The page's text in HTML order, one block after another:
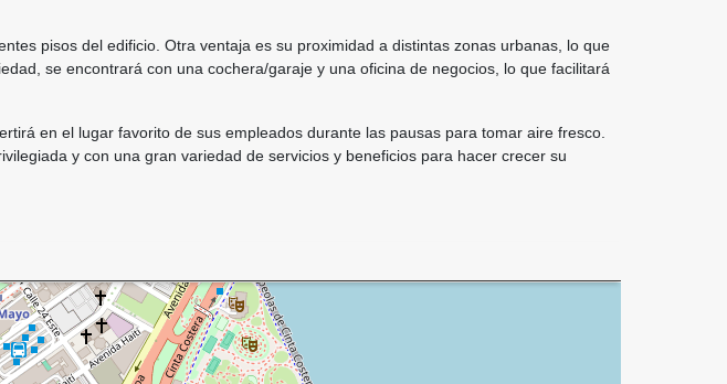
pisos del edificio. Otra ventaja es su proximidad a distintas zonas urbanas, lo que
se encontrará con una cochera/garaje y una oficina de negocios, lo que facilitará
en el lugar favorito de sus empleados durante las pausas para tomar aire fresco.
y con una gran variedad de servicios y beneficios para hacer crecer su